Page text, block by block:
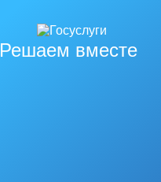
Решаем вместе